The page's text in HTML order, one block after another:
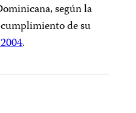
según la
de su
.